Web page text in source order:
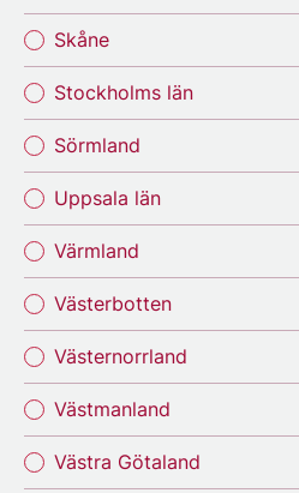
Skåne
Stockholms län
Sörmland
Uppsala län
Värmland
Västerbotten
Västernorrland
Västmanland
Västra Götaland